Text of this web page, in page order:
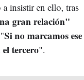
insistir en ello, tras
gran relación"
Si no marcamos ese
tercero".